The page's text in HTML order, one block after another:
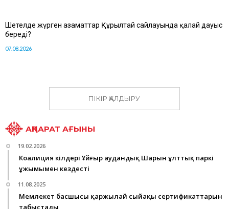
Шетелде жүрген азаматтар Құрылтай сайлауында қалай дауыс
береді?
07.08.2026
ПІКІР ҚАЛДЫРУ
АҚПАРАТ АҒЫНЫ
19.02.2026
Коалиция өкілдері Ұйғыр аудандық Шарын ұлттық паркі
ұжымымен кездесті
11.08.2025
Мемлекет басшысы қаржылай сыйақы сертификаттарын
табыстады